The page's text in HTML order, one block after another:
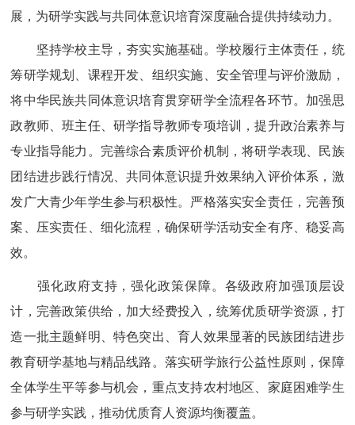
展，为研学实践与共同体意识培育深度融合提供持续动力。
坚持学校主导，夯实实施基础。学校履行主体责任，统
筹研学规划、课程开发、组织实施、安全管理与评价激励，
将中华民族共同体意识培育贯穿研学全流程各环节。加强思
政教师、班主任、研学指导教师专项培训，提升政治素养与
专业指导能力。完善综合素质评价机制，将研学表现、民族
团结进步践行情况、共同体意识提升效果纳入评价体系，激
发广大青少年学生参与积极性。严格落实安全责任，完善预
案、压实责任、细化流程，确保研学活动安全有序、稳妥高
效。
强化政府支持，强化政策保障。各级政府加强顶层设
计，完善政策供给，加大经费投入，统筹优质研学资源，打
造一批主题鲜明、特色突出、育人效果显著的民族团结进步
教育研学基地与精品线路。落实研学旅行公益性原则，保障
全体学生平等参与机会，重点支持农村地区、家庭困难学生
参与研学实践，推动优质育人资源均衡覆盖。